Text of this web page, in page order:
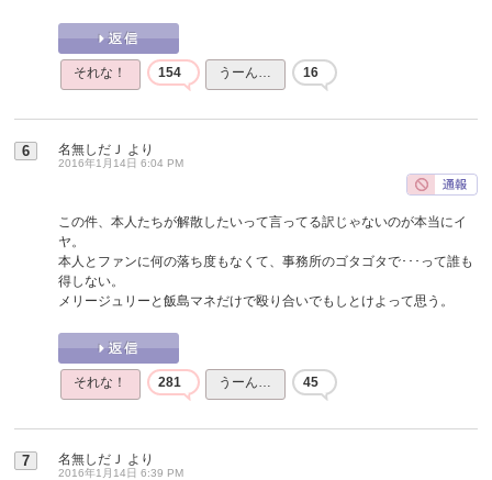
それな！ 154 うーん… 16
6 名無しだＪ より
2016年1月14日 6:04 PM
この件、本人たちが解散したいって言ってる訳じゃないのが本当にイ
ヤ。
本人とファンに何の落ち度もなくて、事務所のゴタゴタで･･･って誰も
得しない。
メリージュリーと飯島マネだけで殴り合いでもしとけよって思う。
それな！ 281 うーん… 45
7 名無しだＪ より
2016年1月14日 6:39 PM